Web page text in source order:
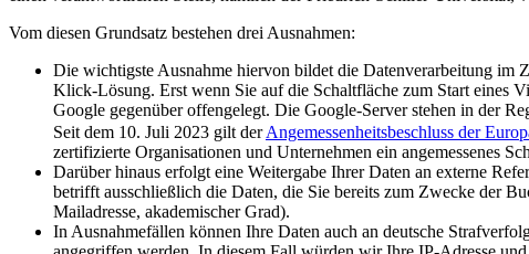
Vom diesen Grundsatz bestehen drei Ausnahmen:
Die wichtigste Ausnahme hiervon bildet die Datenverarbeitung im
Klick-Lösung. Erst wenn Sie auf die Schaltfläche zum Start eines
Google gegenüber offengelegt. Die Google-Server stehen in der
Seit dem 10. Juli 2023 gilt derAngemessenheitsbeschluss der
zertifizierte Organisationen und Unternehmen ein angemessenes
Darüber hinaus erfolgt eine Weitergabe Ihrer Daten an externe
betrifft ausschließlich die Daten, die Sie bereits zum Zwecke der
Mailadresse, akademischer Grad).
In Ausnahmefällen können Ihre Daten auch an deutsche